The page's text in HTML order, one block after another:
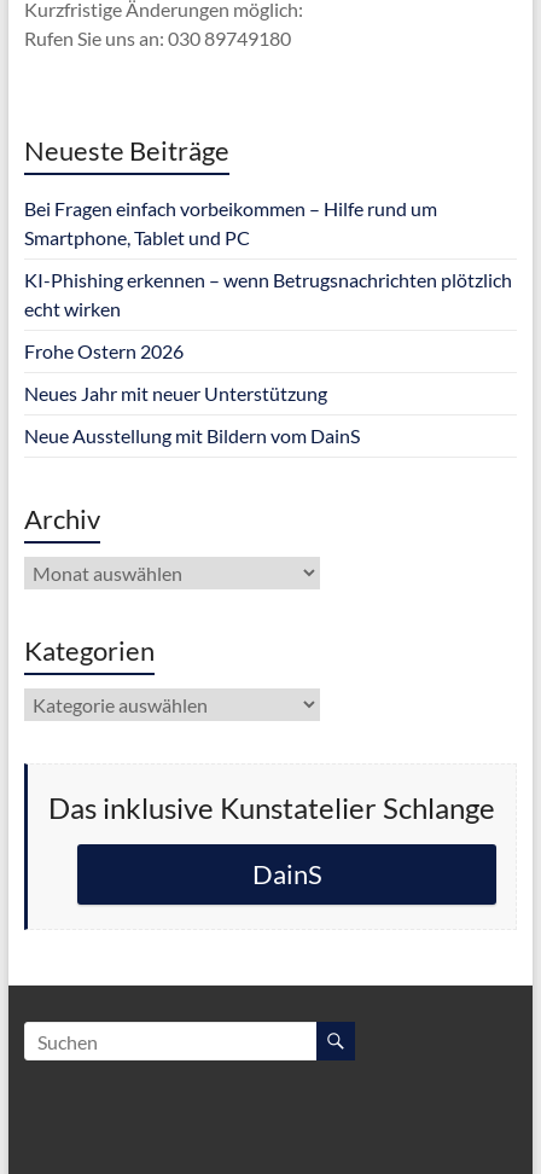
Kurzfristige Änderungen möglich:
Rufen Sie uns an: 030 89749180
Neueste Beiträge
Bei Fragen einfach vorbeikommen – Hilfe rund um
Smartphone, Tablet und PC
KI-Phishing erkennen – wenn Betrugsnachrichten plötzlich
echt wirken
Frohe Ostern 2026
Neues Jahr mit neuer Unterstützung
Neue Ausstellung mit Bildern vom DainS
Archiv
Archiv
Kategorien
Kategorien
Das inklusive Kunstatelier Schlange
DainS